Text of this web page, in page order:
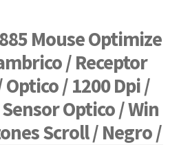
Mouse Optimize
/ Receptor
Optico / 1200 Dpi /
Optico / Win
Scroll / Negro /